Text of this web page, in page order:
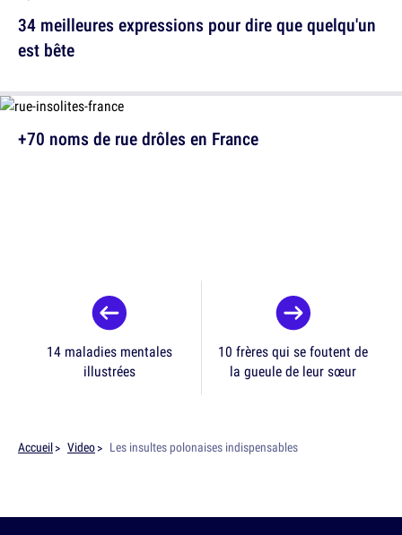
+70 noms de rue drôles en France
34 meilleures expressions pour dire que quelqu'un
est bête
14 maladies mentales
illustrées
10 frères qui se foutent de
la gueule de leur sœur
Accueil Video Les insultes polonaises indispensables